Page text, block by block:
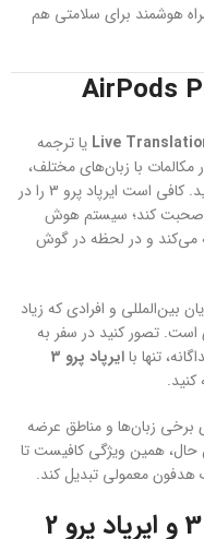
هوشمند برای سلامتی هم
Live یا ترجمه
با زبان‌های مختلف،
بدون نیاز به ابزار جانبی، ترجمه همزمان بشنوید. کافی است ایرپاد پرو 3 را در
صحبت کند؛ سیستم هوش
می‌کند و در لحظه در گوش
بین‌المللی و افرادی که زیاد
است. تصور کنید در سفر به
تنها باایرپاد پرو 3
کنید.
برخی زبان‌ها و مناطق عرضه
همین ویژگی کافیست تا
هدفون معمولی تبدیل کند.